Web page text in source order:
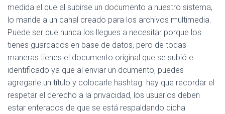
medida el que al subirse un documento a nuestro sistema,
lo mande a un canal creado para los archivos multimedia.
Puede ser que nunca los llegues a necesitar porque los
tienes guardados en base de datos, pero de todas
maneras tienes el documento original que se subió e
identificado ya que al enviar un dcumento, puedes
agregarle un título y colocarle hashtag. hay que recordar el
respetar el derecho a la privacidad, los usuarios deben
estar enterados de que se está respaldando dicha